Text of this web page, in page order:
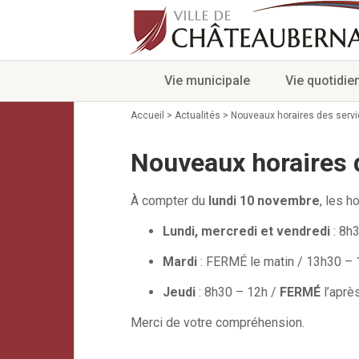
Vie municipale Vie
Accueil > Actualités > Nouveaux horaires des
Nouveaux
À compter du lundi 10 novembre, les
Lundi, mercredi et vendredi :
Mardi : FERMÉ le matin / 13h30 –
Jeudi : 8h30 – 12h / FERMÉ
Merci de votre compréhension.